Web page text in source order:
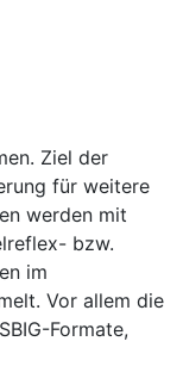
Ziel der
für weitere
werden mit
bzw.
im
Vor allem die
Formate,